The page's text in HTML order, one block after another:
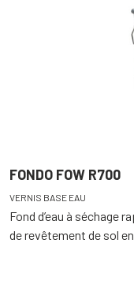
FONDO FOW R700
VERNIS BASE EAU
Fond d’eau à séchage
de revêtement de sol